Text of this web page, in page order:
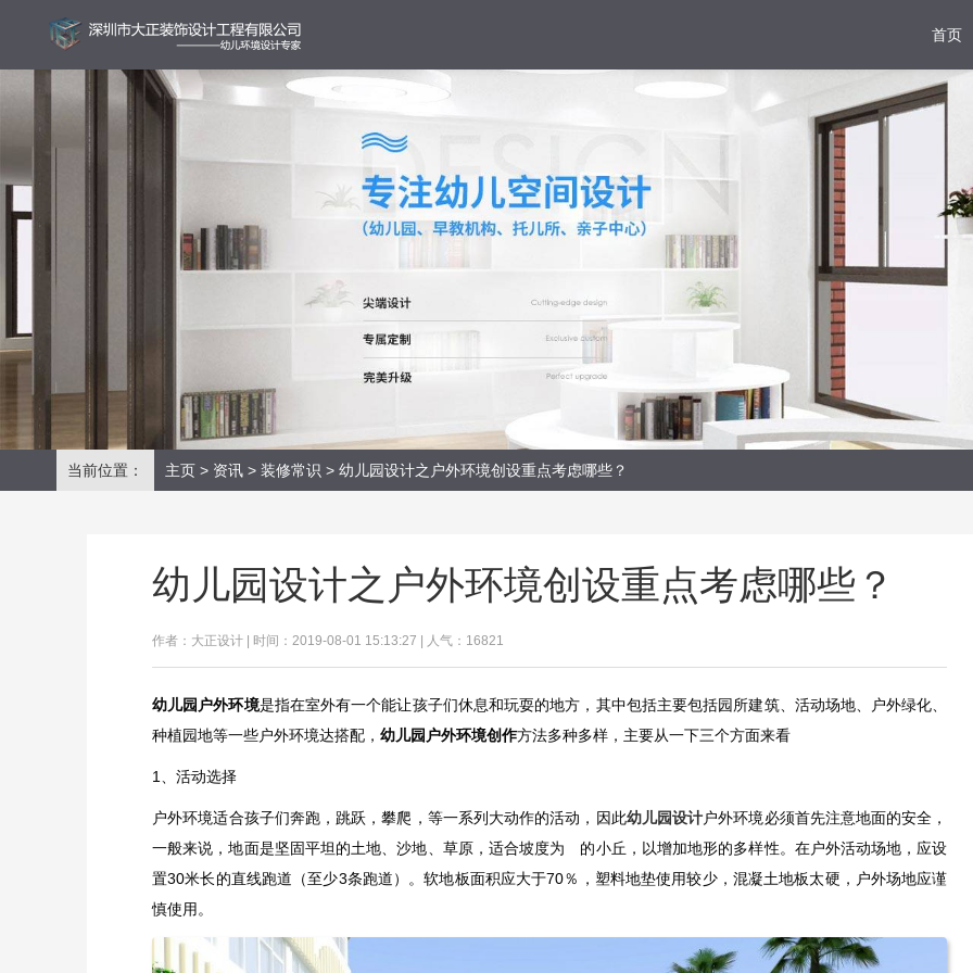
首页
当前位置： 主页 > 资讯 > 装修常识 > 幼儿园设计之户外环境创设重点考虑哪些？
幼儿园设计之户外环境创设重点考虑哪些？
作者：大正设计 | 时间：2019-08-01 15:13:27 | 人气：16821
幼儿园户外环境是指在室外有一个能让孩子们休息和玩耍的地方，其中包括主要包括园所建筑、活动场地、户外绿化、
种植园地等一些户外环境达搭配， 幼儿园户外环境创作方法多种多样，主要从一下三个方面来看
1、活动选择
​户外环境适合孩子们奔跑，跳跃，攀爬，等一系列大动作的活动，因此幼儿园设计户外环境必须首先注意地面的安全，
一般来说，地面是坚固平坦的土地、沙地、草原，适合坡度为 的小丘，以增加地形的多样性。在户外活动场地，应设
置30米长的直线跑道（至少3条跑道）。软地板面积应大于70％，塑料地垫使用较少，混凝土地板太硬，户外场地应谨
慎使用。